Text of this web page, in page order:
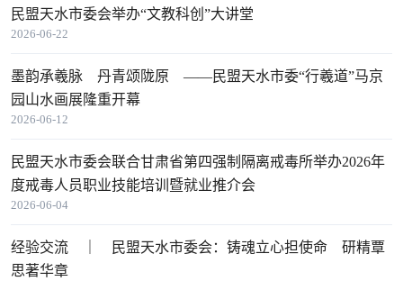
2026-06-22
民盟天水市委会举办“文教科创”大讲堂
2026-06-12
墨韵承羲脉 丹青颂陇原 ——民盟天水市委“行羲道”马京
园山水画展隆重开幕
2026-06-04
民盟天水市委会联合甘肃省第四强制隔离戒毒所举办2026年
度戒毒人员职业技能培训暨就业推介会
经验交流 ｜ 民盟天水市委会：铸魂立心担使命 研精覃
思著华章